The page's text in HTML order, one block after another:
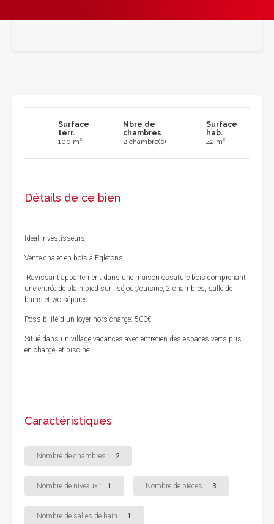
Surface
terr.
100 m²
Nbre de
chambres
2 chambre(s)
Surface
hab.
42 m²
Détails de ce bien
Idéal Investisseurs
Vente chalet en bois à Egletons
Ravissant appartement dans une maison ossature bois comprenant
une entrée de plain pied sur : séjour/cuisine, 2 chambres, salle de
bains et wc séparés.
Possibilité d'un loyer hors charge: 500€
Situé dans un village vacances avec entretien des espaces verts pris
en charge, et piscine.
Caractéristiques
Nombre de chambres : 2
Nombre de niveaux : 1 Nombre de pièces : 3
Nombre de salles de bain : 1